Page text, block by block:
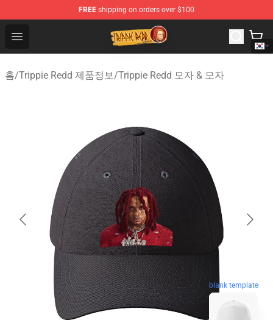
FREE shipping on orders over $100
Open menu
Trippie Redd Store - Official Trippie Redd Merchandise
홈/Trippie Redd 제품정보/Trippie Redd 모자 & 모자
blank template